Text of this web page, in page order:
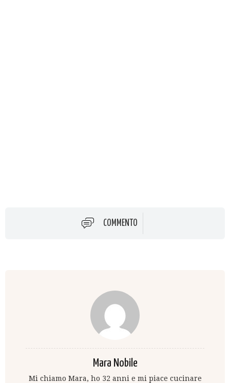
COMMENTO
Mara Nobile
Mi chiamo Mara, ho 32 anni e mi piace cucinare